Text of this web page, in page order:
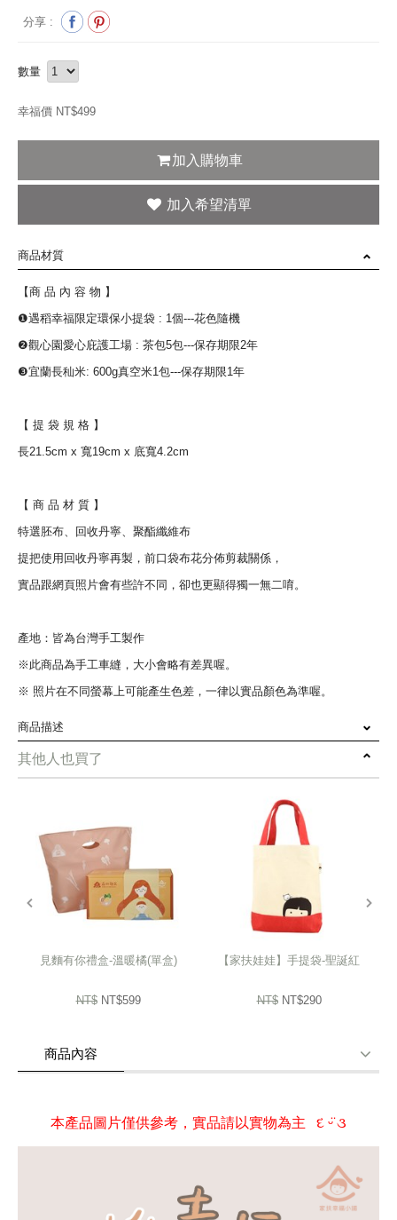
分享 :
數量
幸福價 NT$499
加入購物車
商品材質
【商 品 內 容 物 】
❶遇稻幸福限定環保小提袋 : 1個---花色隨機
❷觀心園愛心庇護工場 : 茶包5包---保存期限2年
❸宜蘭長秈米: 600g真空米1包---保存期限1年
【 提 袋 規 格 】
長21.5cm x 寬19cm x 底寬4.2cm
【 商 品 材 質 】
特選胚布、回收丹寧、聚酯纖維布
提把使用回收丹寧再製，前口袋布花分佈剪裁關係，
實品跟網頁照片會有些許不同，卻也更顯得獨一無二唷。
產地：皆為台灣手工製作
※此商品為手工車縫，大小會略有差異喔。
※ 照片在不同螢幕上可能產生色差，一律以實品顏色為準喔。
商品描述
遇稻幸福是一份揉合了土地芬芳與掌心溫度的禮盒
提袋則是家扶媽媽們在縫紉機前
重拾自信、一針一線織就的日常
送給重要的人，讓生活裡的米香與茶香
伴隨那份「閃閃發光」的勇敢，在每個平凡日子裡靜靜回甘
其他人也買了
見麵有你禮盒-溫暖橘(單盒)
NT$ NT$599
【家扶娃娃】手提袋-聖誕紅
NT$ NT$290
商品內容
本產品圖片僅供參考，實品請以實物為主 દ ᵕ̈ ૩